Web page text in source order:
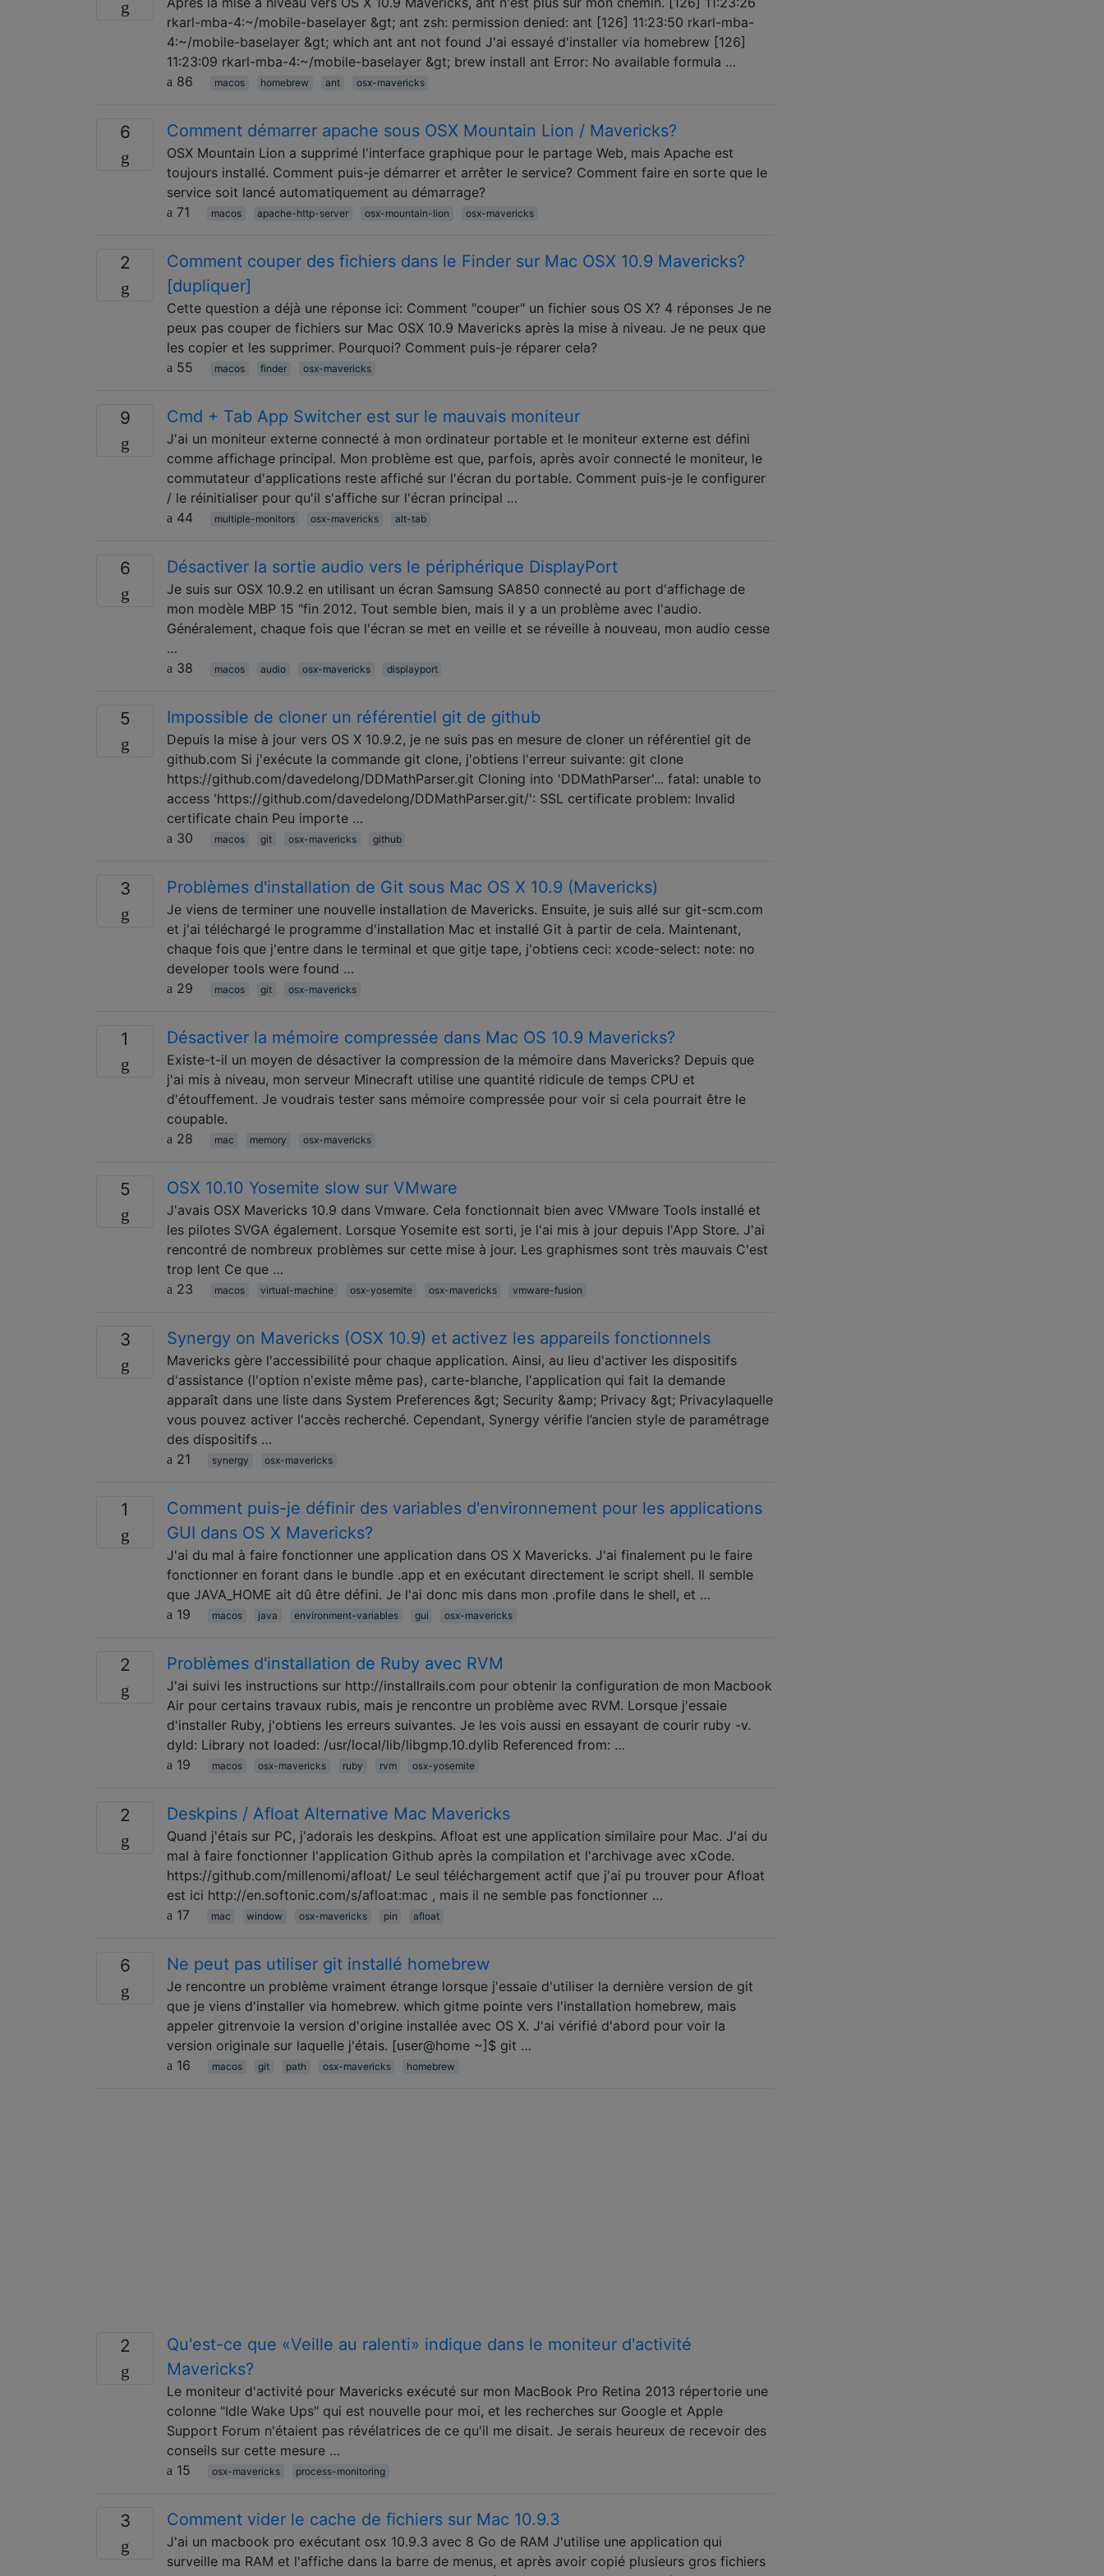
rkarl-mba-4:~/mobile-baselayer &gt; ant zsh: permission denied: ant [126] 11:23:50 rkarl-mba-
4:~/mobile-baselayer &gt; which ant ant not found J'ai essayé d'installer via homebrew [126]
11:23:09 rkarl-mba-4:~/mobile-baselayer &gt; brew install ant Error: No available formula …
86
macos homebrew ant osx-mavericks
6 Comment démarrer apache sous OSX Mountain Lion / Mavericks?
OSX Mountain Lion a supprimé l'interface graphique pour le partage Web, mais Apache est
toujours installé. Comment puis-je démarrer et arrêter le service? Comment faire en sorte que le
service soit lancé automatiquement au démarrage?
71
macos apache-http-server osx-mountain-lion osx-mavericks
2
Comment couper des fichiers dans le Finder sur Mac OSX 10.9 Mavericks?
[dupliquer]
Cette question a déjà une réponse ici: Comment "couper" un fichier sous OS X? 4 réponses Je ne
peux pas couper de fichiers sur Mac OSX 10.9 Mavericks après la mise à niveau. Je ne peux que
les copier et les supprimer. Pourquoi? Comment puis-je réparer cela?
55
macos finder osx-mavericks
9 Cmd + Tab App Switcher est sur le mauvais moniteur
J'ai un moniteur externe connecté à mon ordinateur portable et le moniteur externe est défini
comme affichage principal. Mon problème est que, parfois, après avoir connecté le moniteur, le
commutateur d'applications reste affiché sur l'écran du portable. Comment puis-je le configurer
/ le réinitialiser pour qu'il s'affiche sur l'écran principal …
44
multiple-monitors osx-mavericks alt-tab
6 Désactiver la sortie audio vers le périphérique DisplayPort
Je suis sur OSX 10.9.2 en utilisant un écran Samsung SA850 connecté au port d'affichage de
mon modèle MBP 15 "fin 2012. Tout semble bien, mais il y a un problème avec l'audio.
Généralement, chaque fois que l'écran se met en veille et se réveille à nouveau, mon audio cesse
…
38
macos audio osx-mavericks displayport
5 Impossible de cloner un référentiel git de github
Depuis la mise à jour vers OS X 10.9.2, je ne suis pas en mesure de cloner un référentiel git de
github.com Si j'exécute la commande git clone, j'obtiens l'erreur suivante: git clone
https://github.com/davedelong/DDMathParser.git Cloning into 'DDMathParser'... fatal: unable to
access 'https://github.com/davedelong/DDMathParser.git/': SSL certificate problem: Invalid
certificate chain Peu importe …
30
macos git osx-mavericks github
3 Problèmes d'installation de Git sous Mac OS X 10.9 (Mavericks)
Je viens de terminer une nouvelle installation de Mavericks. Ensuite, je suis allé sur git-scm.com
et j'ai téléchargé le programme d'installation Mac et installé Git à partir de cela. Maintenant,
chaque fois que j'entre dans le terminal et que gitje tape, j'obtiens ceci: xcode-select: note: no
developer tools were found …
29
macos git osx-mavericks
1 Désactiver la mémoire compressée dans Mac OS 10.9 Mavericks?
Existe-t-il un moyen de désactiver la compression de la mémoire dans Mavericks? Depuis que
j'ai mis à niveau, mon serveur Minecraft utilise une quantité ridicule de temps CPU et
d'étouffement. Je voudrais tester sans mémoire compressée pour voir si cela pourrait être le
coupable.
28
mac memory osx-mavericks
5 OSX 10.10 Yosemite slow sur VMware
J'avais OSX Mavericks 10.9 dans Vmware. Cela fonctionnait bien avec VMware Tools installé et
les pilotes SVGA également. Lorsque Yosemite est sorti, je l'ai mis à jour depuis l'App Store. J'ai
rencontré de nombreux problèmes sur cette mise à jour. Les graphismes sont très mauvais C'est
trop lent Ce que …
23
macos virtual-machine osx-yosemite osx-mavericks vmware-fusion
3 Synergy on Mavericks (OSX 10.9) et activez les appareils fonctionnels
Mavericks gère l'accessibilité pour chaque application. Ainsi, au lieu d'activer les dispositifs
d'assistance (l'option n'existe même pas), carte-blanche, l'application qui fait la demande
apparaît dans une liste dans System Preferences &gt; Security &amp; Privacy &gt; Privacylaquelle
vous pouvez activer l'accès recherché. Cependant, Synergy vérifie l’ancien style de paramétrage
des dispositifs …
21
synergy osx-mavericks
1
Comment puis-je définir des variables d'environnement pour les applications
GUI dans OS X Mavericks?
J'ai du mal à faire fonctionner une application dans OS X Mavericks. J'ai finalement pu le faire
fonctionner en forant dans le bundle .app et en exécutant directement le script shell. Il semble
que JAVA_HOME ait dû être défini. Je l'ai donc mis dans mon .profile dans le shell, et …
19
macos java environment-variables gui osx-mavericks
2 Problèmes d'installation de Ruby avec RVM
J'ai suivi les instructions sur http://installrails.com pour obtenir la configuration de mon Macbook
Air pour certains travaux rubis, mais je rencontre un problème avec RVM. Lorsque j'essaie
d'installer Ruby, j'obtiens les erreurs suivantes. Je les vois aussi en essayant de courir ruby -v.
dyld: Library not loaded: /usr/local/lib/libgmp.10.dylib Referenced from: …
19
macos osx-mavericks ruby rvm osx-yosemite
2 Deskpins / Afloat Alternative Mac Mavericks
Quand j'étais sur PC, j'adorais les deskpins. Afloat est une application similaire pour Mac. J'ai du
mal à faire fonctionner l'application Github après la compilation et l'archivage avec xCode.
https://github.com/millenomi/afloat/ Le seul téléchargement actif que j'ai pu trouver pour Afloat
est ici http://en.softonic.com/s/afloat:mac , mais il ne semble pas fonctionner …
17
mac window osx-mavericks pin afloat
6 Ne peut pas utiliser git installé homebrew
Je rencontre un problème vraiment étrange lorsque j'essaie d'utiliser la dernière version de git
que je viens d'installer via homebrew. which gitme pointe vers l'installation homebrew, mais
appeler gitrenvoie la version d'origine installée avec OS X. J'ai vérifié d'abord pour voir la
version originale sur laquelle j'étais. [user@home ~]$ git …
16
macos git path osx-mavericks homebrew
2
Qu'est-ce que «Veille au ralenti» indique dans le moniteur d'activité
Mavericks?
Le moniteur d'activité pour Mavericks exécuté sur mon MacBook Pro Retina 2013 répertorie une
colonne "Idle Wake Ups" qui est nouvelle pour moi, et les recherches sur Google et Apple
Support Forum n'étaient pas révélatrices de ce qu'il me disait. Je serais heureux de recevoir des
conseils sur cette mesure …
15
osx-mavericks process-monitoring
3 Comment vider le cache de fichiers sur Mac 10.9.3
J'ai un macbook pro exécutant osx 10.9.3 avec 8 Go de RAM J'utilise une application qui
surveille ma RAM et l'affiche dans la barre de menus, et après avoir copié plusieurs gros fichiers